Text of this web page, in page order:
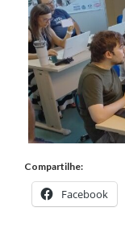
Compartilhe:
Facebook